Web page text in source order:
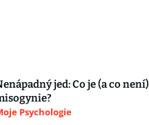
jed: Co je (a co není)
Psychologie